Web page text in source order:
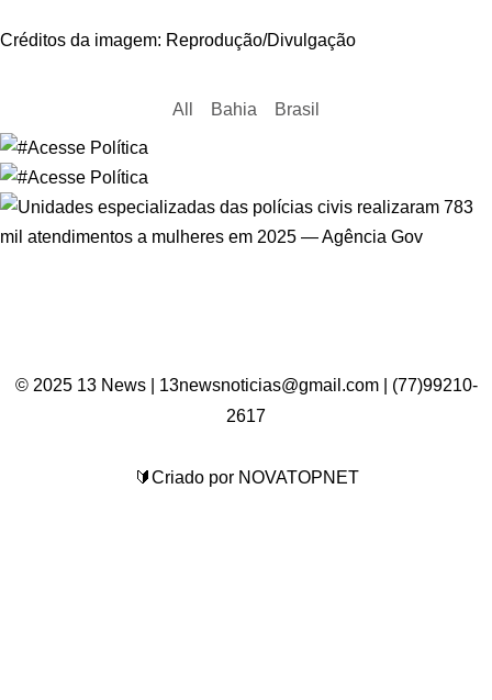
Créditos da imagem: Reprodução/Divulgação
All Bahia Brasil
© 2025 13 News | 13newsnoticias@gmail.com | (77)99210-
2617
🔰Criado por NOVATOPNET